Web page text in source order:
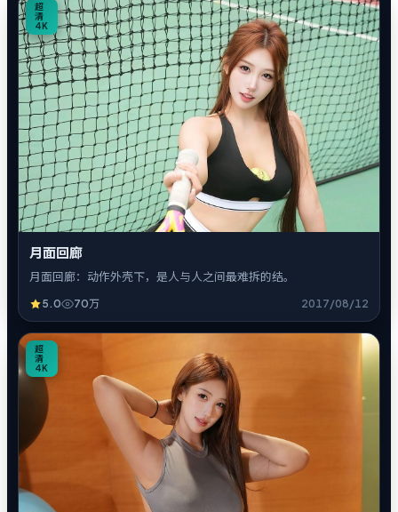
超
清
4K
月面回廊
月面回廊：动作外壳下，是人与人之间最难拆的结。
5.0 70万 2017/08/12
超
清
4K